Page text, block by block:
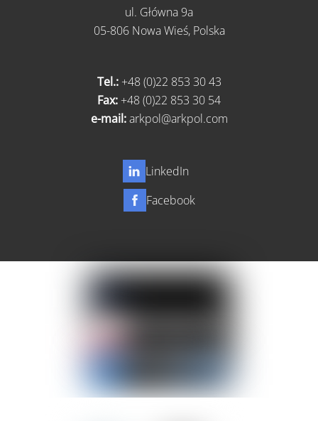
ul. Główna 9a
05-806 Nowa Wieś, Polska
Tel.:+48 (0)22 853 30 43
Fax: +48 (0)22 853 30 54
e-mail:arkpol@arkpol.com
LinkedIn
Facebook